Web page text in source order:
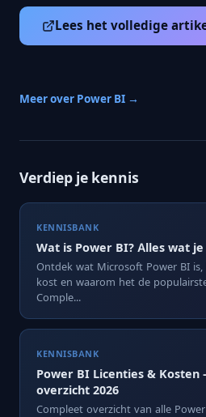
Lees het volledige
Meer over Power BI →
Verdiep je kennis
KENNISBANK
Wat is Power BI? Alles wat
Ontdek wat Microsoft Power BI
kost en waarom het de
Comple...
KENNISBANK
Power BI Licenties &
overzicht 2026
Compleet overzicht van alle